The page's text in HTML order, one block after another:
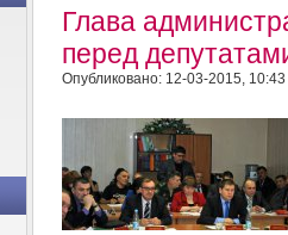
Глава
перед
Опубликовано: 12-03-2015, 10:43